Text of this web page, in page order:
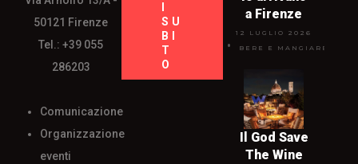
50121 Firenze
Tel.: +39 055
286203
Comunicazione
Organizzazione
eventi
SU
BI
T
O
a Firenze
12 LUGLIO 2026
BERE E MANGIARE
Il God Save
The Wine